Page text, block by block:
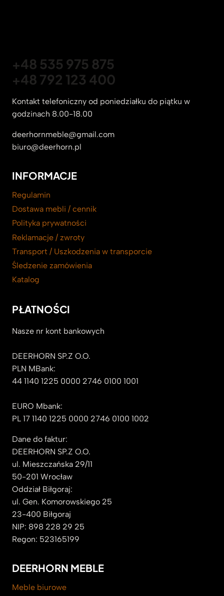
+48 535 975 875
+48 792 123 400
Kontakt telefoniczny od poniedziałku do piątku w
godzinach 8.00-18.00
deerhornmeble@gmail.com
biuro@deerhorn.pl
INFORMACJE
Regulamin
Dostawa mebli / cennik
Polityka prywatności
Reklamacje / zwroty
Transport / Uszkodzenia w transporcie
Śledzenie zamówienia
Katalog
PŁATNOŚCI
Nasze nr kont bankowych
DEERHORN SP.Z O.O.
PLN MBank:
44 1140 1225 0000 2746 0100 1001
EURO Mbank:
PL 17 1140 1225 0000 2746 0100 1002
Dane do faktur:
DEERHORN SP.Z O.O.
ul. Mieszczańska 29/11
50-201 Wrocław
Oddział Biłgoraj:
ul. Gen. Komorowskiego 25
23-400 Biłgoraj
NIP: 898 228 29 25
Regon: 523165199
DEERHORN MEBLE
Meble biurowe